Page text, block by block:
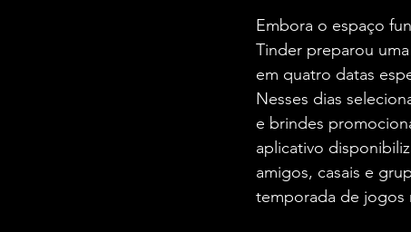
Embora o espaço
Tinder preparou
em quatro datas
Nesses dias
e brindes
aplicativo
amigos, casais e
temporada de jogos